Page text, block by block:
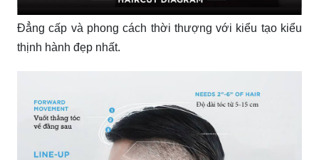
Đẳng cấp và phong cách thời thượng với kiểu tạo kiểu
thịnh hành đẹp nhất.